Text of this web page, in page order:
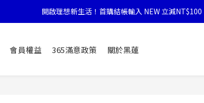
開啟理想新生活！首購結帳輸入 NEW 立減NT$100
會員權益 365滿意政策 關於黑蓮